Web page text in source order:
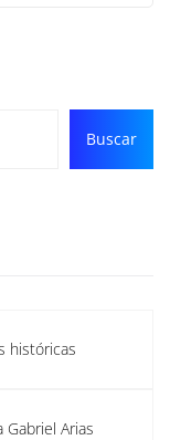
Buscar
históricas
Gabriel Arias